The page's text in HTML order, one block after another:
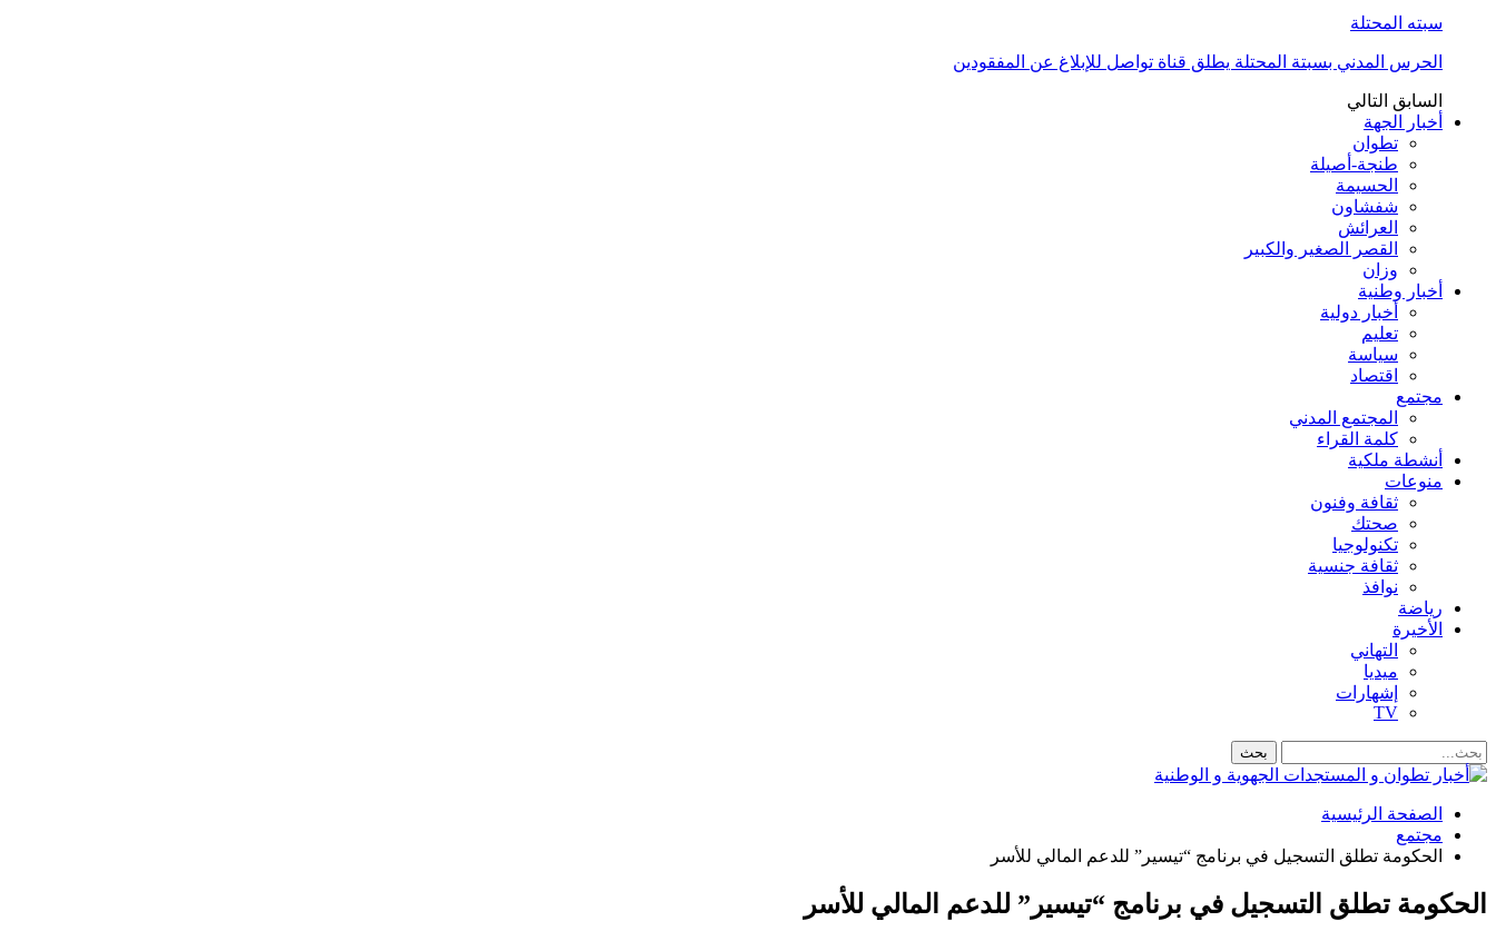
سبته المحتلة
الحرس المدني بسبتة المحتلة يطلق قناة تواصل للإبلاغ عن المفقودين
السابق التالي
أخبار الجهة
تطوان
طنجة-أصيلة
الحسيمة
شفشاون
العرائش
القصر الصغير والكبير
وزان
أخبار وطنية
أخبار دولية
تعليم
سياسة
اقتصاد
مجتمع
المجتمع المدني
كلمة القراء
أنشطة ملكية
منوعات
ثقافة وفنون
صحتك
تكنولوجيا
ثقافة جنسية
نوافذ
رياضة
الأخيرة
التهاني
ميديا
إشهارات
TV
الصفحة الرئيسية
مجتمع
الحكومة تطلق التسجيل في برنامج “تيسير” للدعم المالي للأسر
الحكومة تطلق التسجيل في برنامج “تيسير” للدعم المالي للأسر